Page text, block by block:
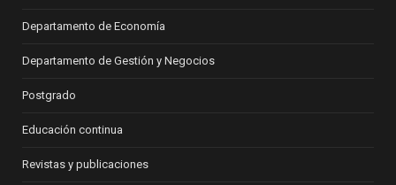
Departamento de Economía
Departamento de Gestión y Negocios
Postgrado
Educación continua
Revistas y publicaciones